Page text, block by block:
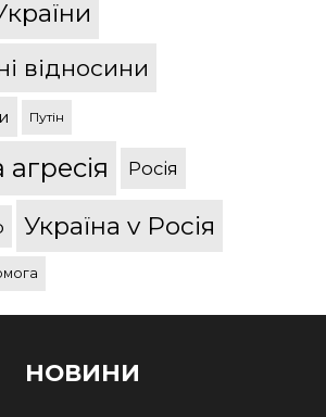
відносини
Путін
агресія Росія
Україна v Росія
НОВИНИ